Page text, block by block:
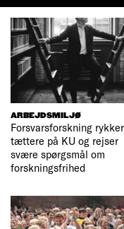
ARBEJDSMILJØ
Forsvarsforskning rykker
tættere på KU og rejser
svære spørgsmål om
forskningsfrihed